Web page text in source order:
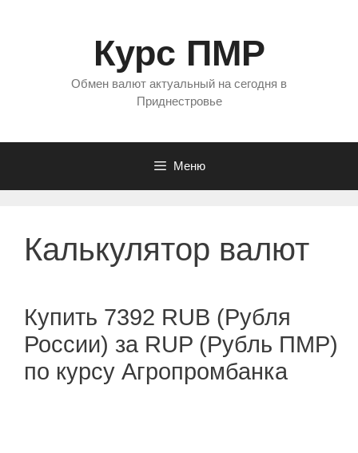
Курс ПМР
Обмен валют актуальный на сегодня в
Приднестровье
Меню
Калькулятор валют
Купить 7392 RUB (Рубля
России) за RUP (Рубль ПМР)
по курсу Агропромбанка